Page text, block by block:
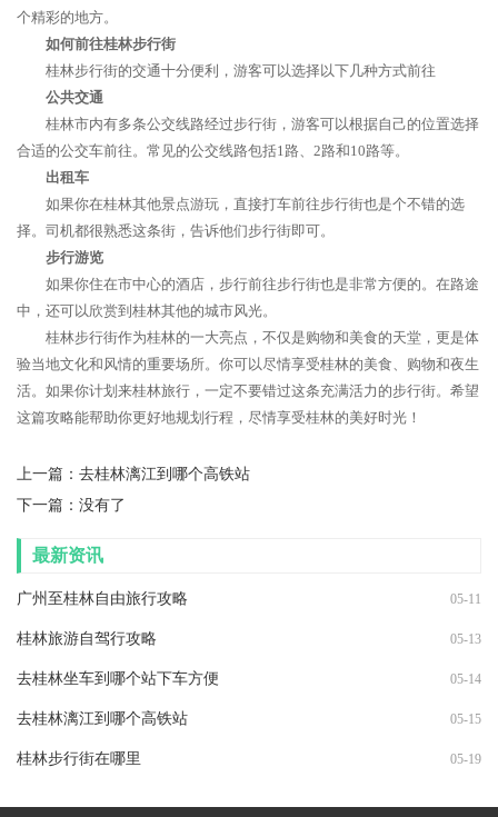
个精彩的地方。
如何前往桂林步行街
桂林步行街的交通十分便利，游客可以选择以下几种方式前往
公共交通
桂林市内有多条公交线路经过步行街，游客可以根据自己的位置选择
合适的公交车前往。常见的公交线路包括1路、2路和10路等。
出租车
如果你在桂林其他景点游玩，直接打车前往步行街也是个不错的选
择。司机都很熟悉这条街，告诉他们步行街即可。
步行游览
如果你住在市中心的酒店，步行前往步行街也是非常方便的。在路途
中，还可以欣赏到桂林其他的城市风光。
桂林步行街作为桂林的一大亮点，不仅是购物和美食的天堂，更是体
验当地文化和风情的重要场所。你可以尽情享受桂林的美食、购物和夜生
活。如果你计划来桂林旅行，一定不要错过这条充满活力的步行街。希望
这篇攻略能帮助你更好地规划行程，尽情享受桂林的美好时光！
上一篇： 去桂林漓江到哪个高铁站
下一篇：没有了
最新资讯
广州至桂林自由旅行攻略 05-11
桂林旅游自驾行攻略 05-13
去桂林坐车到哪个站下车方便 05-14
去桂林漓江到哪个高铁站 05-15
桂林步行街在哪里 05-19